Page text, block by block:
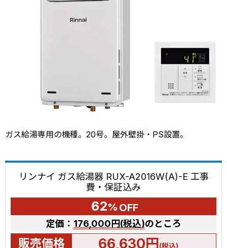
ガス給湯専用の機種。20号。屋外壁掛・PS設置。
リンナイ ガス給湯器 RUX-A2016W(A)-E 工事
費・保証込み
62% OFF
定価： 176,000円(税込)のところ
販売価格 66,630円(税込)